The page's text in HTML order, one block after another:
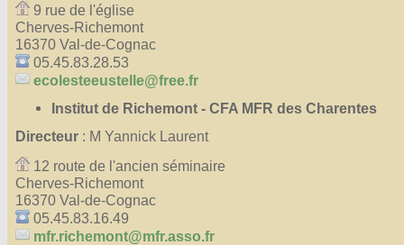
9 rue de l'église
Cherves-Richemont
16370 Val-de-Cognac
05.45.83.28.53
ecolesteeustelle@free.fr
Institut de Richemont - CFA MFR des Charentes
Directeur : M Yannick Laurent
12 route de l'ancien séminaire
Cherves-Richemont
16370 Val-de-Cognac
05.45.83.16.49
mfr.richemont@mfr.asso.fr